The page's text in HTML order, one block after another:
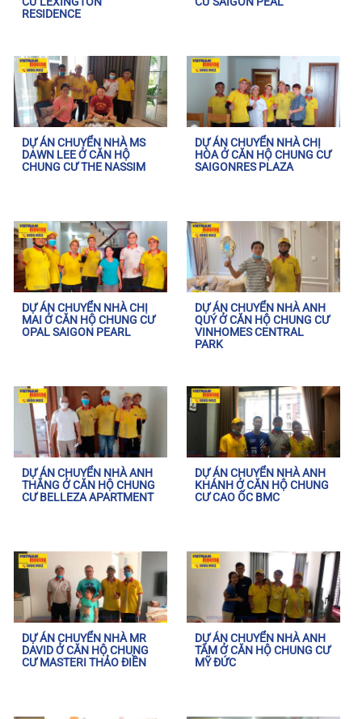
RESIDENCE
DỰ ÁN CHUYỂN NHÀ MS
DAWN LEE Ở CĂN HỘ
CHUNG CƯ THE NASSIM
DỰ ÁN CHUYỂN NHÀ CHỊ
HÒA Ở CĂN HỘ CHUNG CƯ
SAIGONRES PLAZA
DỰ ÁN CHUYỂN NHÀ CHỊ
MAI Ở CĂN HỘ CHUNG CƯ
OPAL SAIGON PEARL
DỰ ÁN CHUYỂN NHÀ ANH
QUÝ Ở CĂN HỘ CHUNG CƯ
VINHOMES CENTRAL
PARK
DỰ ÁN CHUYỂN NHÀ ANH
THẮNG Ở CĂN HỘ CHUNG
CƯ BELLEZA APARTMENT
DỰ ÁN CHUYỂN NHÀ ANH
KHÁNH Ở CĂN HỘ CHUNG
CƯ CAO ỐC BMC
DỰ ÁN CHUYỂN NHÀ MR
DAVID Ở CĂN HỘ CHUNG
CƯ MASTERI THẢO ĐIỀN
DỰ ÁN CHUYỂN NHÀ ANH
TÂM Ở CĂN HỘ CHUNG CƯ
MỸ ĐỨC